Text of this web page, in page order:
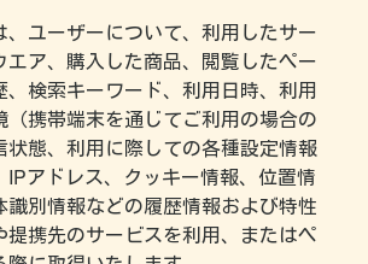
、ユーザーについて、利用したサー
エア、購入した商品、閲覧したペー
、検索キーワード、利用日時、利用
（携帯端末を通じてご利用の場合の
状態、利用に際しての各種設定情報
IPアドレス、クッキー情報、位置情
識別情報などの履歴情報および特性
提携先のサービスを利用、またはペ